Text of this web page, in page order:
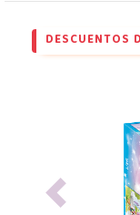
DESCUENTOS
Previous